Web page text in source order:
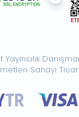
Sanayi